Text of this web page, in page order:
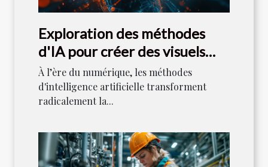
Exploration des méthodes
d'IA pour créer des visuels
uniques
À l’ère du numérique, les méthodes
d'intelligence artificielle transforment
radicalement la...